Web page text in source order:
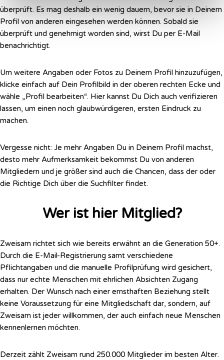
überprüft. Es mag deshalb ein wenig dauern, bevor sie in Deinem
Profil von anderen eingesehen werden können. Sobald sie
überprüft und genehmigt worden sind, wirst Du per E-Mail
benachrichtigt.
Um weitere Angaben oder Fotos zu Deinem Profil hinzuzufügen,
klicke einfach auf Dein Profilbild in der oberen rechten Ecke und
wähle „Profil bearbeiten“. Hier kannst Du Dich auch verifizieren
lassen, um einen noch glaubwürdigeren, ersten Eindruck zu
machen.
Vergesse nicht: Je mehr Angaben Du in Deinem Profil machst,
desto mehr Aufmerksamkeit bekommst Du von anderen
Mitgliedern und je größer sind auch die Chancen, dass der oder
die Richtige Dich über die Suchfilter findet.
Wer ist hier Mitglied?
Zweisam richtet sich wie bereits erwähnt an die Generation 50+.
Durch die E-Mail-Registrierung samt verschiedene
Pflichtangaben und die manuelle Profilprüfung wird gesichert,
dass nur echte Menschen mit ehrlichen Absichten Zugang
erhalten. Der Wunsch nach einer ernsthaften Beziehung stellt
keine Voraussetzung für eine Mitgliedschaft dar, sondern, auf
Zweisam ist jeder willkommen, der auch einfach neue Menschen
kennenlernen möchten.
Derzeit zählt Zweisam rund 250.000 Mitglieder im besten Alter.